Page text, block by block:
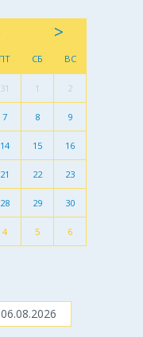
>
ПТ СБ ВС
31 1 2
7 8 9
14 15 16
21 22 23
28 29 30
4 5 6